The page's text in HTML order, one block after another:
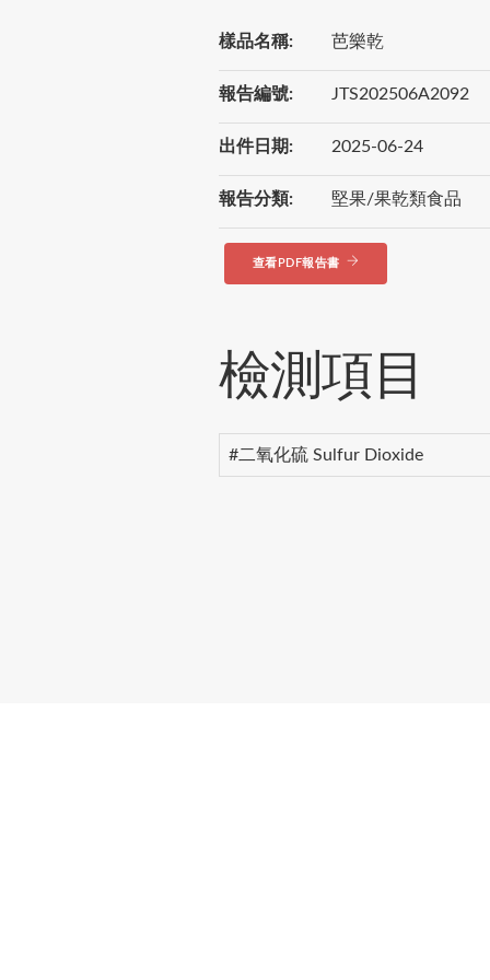
樣品名稱: 芭樂乾
報告編號: JTS202506A2092
出件日期: 2025-06-24
報告分類: 堅果/果乾類食品
查看PDF報告書
檢測項目
#二氧化硫 Sulfur Dioxide